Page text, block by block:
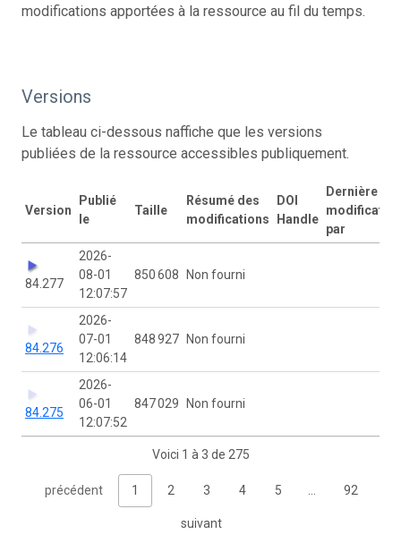
modifications apportées à la ressource au fil du temps.
Versions
Le tableau ci-dessous naffiche que les versions
publiées de la ressource accessibles publiquement.
Version
Publié
le
Taille
Résumé des
modifications
DOI
Handle
Dernière
modification
par
84.277
2026-
08-01
12:07:57
850 608 Non fourni
84.276
2026-
07-01
12:06:14
848 927 Non fourni
84.275
2026-
06-01
12:07:52
847 029 Non fourni
Voici 1 à 3 de 275
précédent 1 2 3 4 5 92
suivant